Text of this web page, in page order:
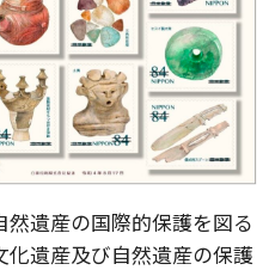
遺産の国際的保護を図る
遺産及び自然遺産の保護